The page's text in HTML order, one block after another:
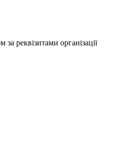
за реквізитами організації